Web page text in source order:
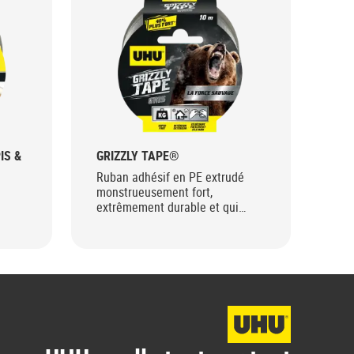
&
GRIZZLY TAPE®
Ruban adhésif en PE extrudé
monstrueusement fort,
extrêmement durable et qui